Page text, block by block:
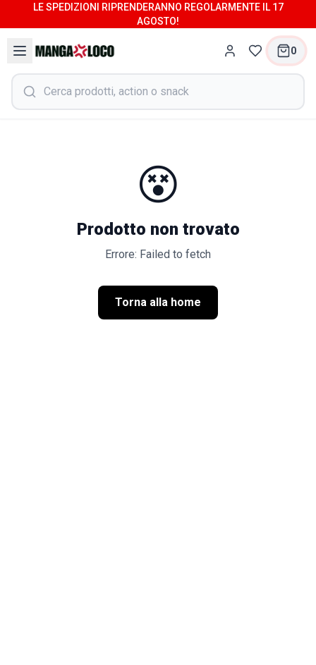
LE SPEDIZIONI RIPRENDERANNO REGOLARMENTE IL 17
AGOSTO!
0
😵
Prodotto non trovato
Errore: Failed to fetch
Torna alla home